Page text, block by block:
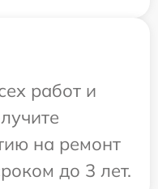
работ и
на ремонт
до 3 лет.